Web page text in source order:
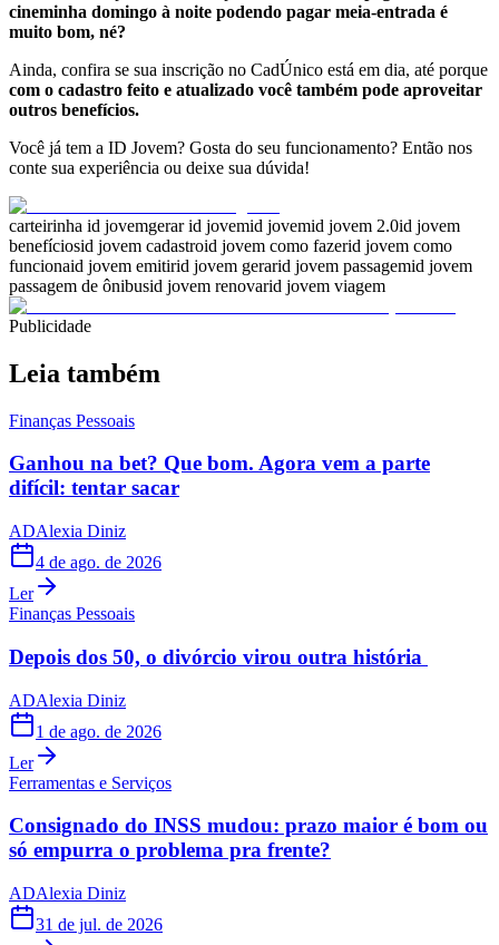
cineminha domingo à noite podendo pagar meia-entrada é
muito bom, né?
Ainda, confira se sua inscrição no CadÚnico está em dia, até porque
com o cadastro feito e atualizado você também pode aproveitar
outros benefícios.
Você já tem a ID Jovem? Gosta do seu funcionamento? Então nos
conte sua experiência ou deixe sua dúvida!
carteirinha id jovemgerar id jovemid jovemid jovem 2.0id jovem
benefíciosid jovem cadastroid jovem como fazerid jovem como
funcionaid jovem emitirid jovem gerarid jovem passagemid jovem
passagem de ônibusid jovem renovarid jovem viagem
Publicidade
Leia também
Finanças Pessoais
Ganhou na bet? Que bom. Agora vem a parte
difícil: tentar sacar
ADAlexia Diniz
4 de ago. de 2026
Ler
Finanças Pessoais
Depois dos 50, o divórcio virou outra história
ADAlexia Diniz
1 de ago. de 2026
Ler
Ferramentas e Serviços
Consignado do INSS mudou: prazo maior é bom ou
só empurra o problema pra frente?
ADAlexia Diniz
31 de jul. de 2026